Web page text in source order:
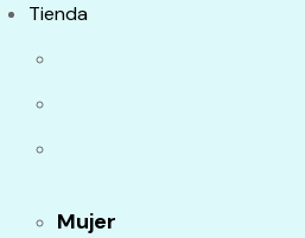
Tienda
Mujer